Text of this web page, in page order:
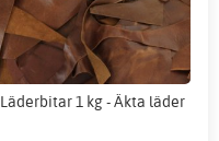
Läderbitar 1 kg - Äkta läder